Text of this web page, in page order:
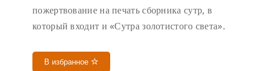
пожертвование на печать сборника сутр, в
который входит и «Сутра золотистого света».
В избранное